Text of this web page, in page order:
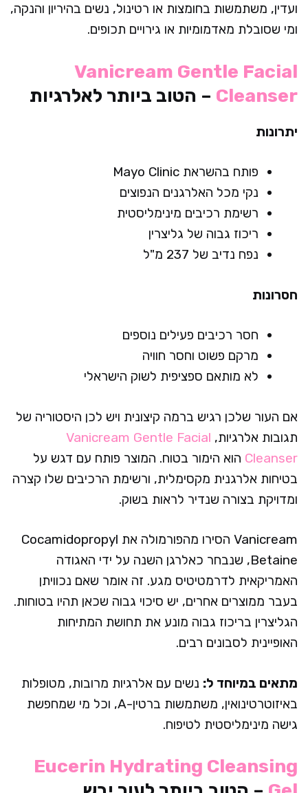
ועדין, משתמשות בחומצות או רטינול, נשים בהיריון והנקה,
ומי שסובלת מאדמומיות או גירויים תכופים.
Vanicream Gentle Facial
Cleanser – הטוב ביותר לאלרגיות
יתרונות
פותח בהשראת Mayo Clinic
נקי מכל האלרגנים הנפוצים
רשימת רכיבים מינימליסטית
ריכוז גבוה של גליצרין
נפח נדיב של 237 מ"ל
חסרונות
חסר רכיבים פעילים נוספים
מרקם פשוט וחסר חוויה
לא מותאם ספציפית לשוק הישראלי
אם העור שלכן רגיש ברמה קיצונית ויש לכן היסטוריה של
תגובות אלרגיות, Vanicream Gentle Facial
Cleanser הוא הימור בטוח. המוצר פותח עם דגש על
בטיחות אלרגנית מקסימלית, ורשימת הרכיבים שלו קצרה
ומדויקת בצורה שנדיר לראות בשוק.
Vanicream הסירו מהפורמולה את Cocamidopropyl
Betaine, שנבחר כאלרגן השנה על ידי האגודה
האמריקאית לדרמטיטיס מגע. זה אומר שאם נכוויתן
בעבר ממוצרים אחרים, יש סיכוי גבוה שכאן תהיו בטוחות.
הגליצרין בריכוז גבוה מונע את תחושת המתיחות
האופיינית לסבונים רבים.
מתאים במיוחד ל: נשים עם אלרגיות מרובות, מטופלות
באיזוטרטינואין, משתמשות ברטין-A, וכל מי שמחפשת
גישה מינימליסטית לטיפוח.
Eucerin Hydrating Cleansing